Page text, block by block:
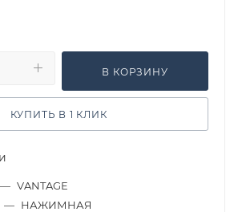
В КОРЗИНУ
КУПИТЬ В 1 КЛИК
— VANTAGE
— НАЖИМНАЯ